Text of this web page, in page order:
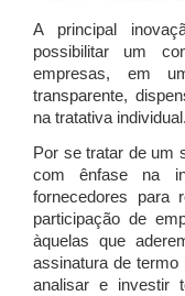
A principal
possibilitar um
empresas, em
transparente,
na tratativa individual.
Por se tratar de um
com ênfase na
fornecedores para
participação de
àquelas que
assinatura de termo
analisar e investir